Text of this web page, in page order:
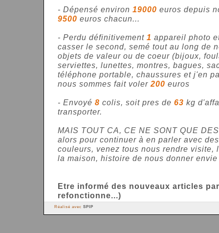
- Dépensé environ 19000 euros depuis
9500 euros chacun...
- Perdu définitivement 1 appareil photo
casser le second, semé tout au long de
objets de valeur ou de coeur (bijoux,
serviettes, lunettes, montres, bagues,
téléphone portable, chaussures et j'en
nous sommes fait voler 200 euros
- Envoyé 8 colis, soit pres de 63 kg
transporter.
MAIS TOUT CA, CE NE SONT QUE
alors pour continuer à en parler avec
couleurs, venez tous nous rendre visite,
la maison, histoire de nous donner
Etre informé des nouveaux articles
refonctionne...)
Réalisé avec SPIP